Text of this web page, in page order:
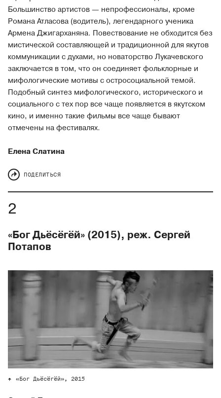
Большинство артистов — непрофессионалы, кроме
Романа Атласова (водитель), легендарного ученика
Армена Джигарханяна. Повествование не обходится без
мистической составляющей и традиционной для якутов
коммуникации с духами, но новаторство Лукачевского
заключается в том, что он соединяет фольклорные и
мифологические мотивы с остросоциальной темой.
Подобный синтез мифологического, исторического и
социального с тех пор все чаще появляется в якутском
кино, и именно такие фильмы все чаще бывают
отмечены на фестивалях.
Елена Слатина
ПОДЕЛИТЬСЯ
«Бог Дьёсёгёй» (2015), реж. Сергей
Потапов
«Бог Дьёсёгёй», 2015